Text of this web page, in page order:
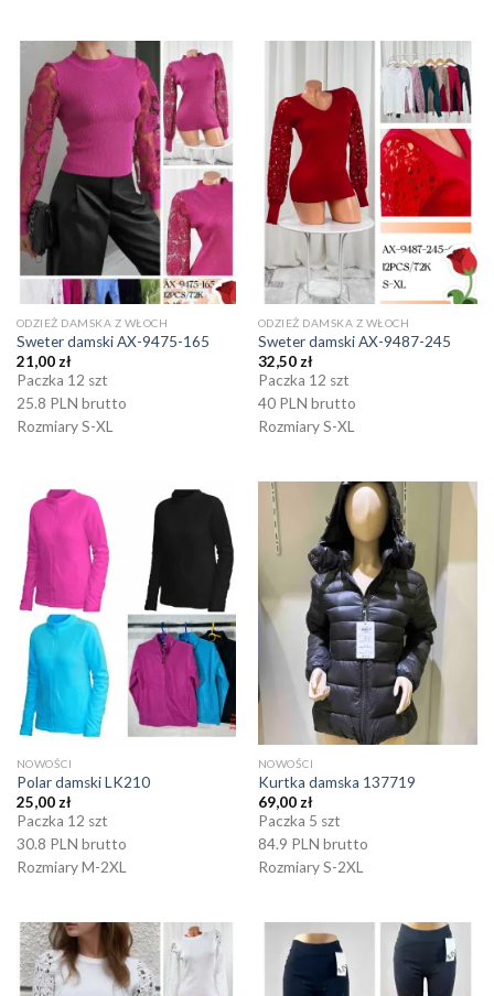
ODZIEŻ DAMSKA Z WŁOCH
Sweter damski AX-9475-165
21,00zł
Paczka 12 szt
25.8 PLN brutto
Rozmiary S-XL
ODZIEŻ DAMSKA Z WŁOCH
Sweter damski AX-9487-245
32,50zł
Paczka 12 szt
40 PLN brutto
Rozmiary S-XL
NOWOŚCI
Polar damski LK210
25,00zł
Paczka 12 szt
30.8 PLN brutto
Rozmiary M-2XL
NOWOŚCI
Kurtka damska 137719
69,00zł
Paczka 5 szt
84.9 PLN brutto
Rozmiary S-2XL